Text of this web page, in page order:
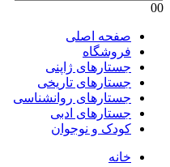
00
صفحه اصلی
فروشگاه
جستارهای ژاپنی
جستارهای تاریخی
جستارهای روانشناسی
جستارهای ادبی
کودک و نوجوان
خانه